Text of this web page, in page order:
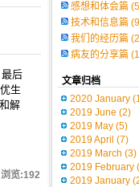
后
生
解
览:192
感想和体会篇
技术和信息篇
我们的经历篇
病友的分享篇
文章归档
2020 January
2019 June (2)
2019 May (5)
2019 April (7)
2019 March (3)
2019 February
2019 January